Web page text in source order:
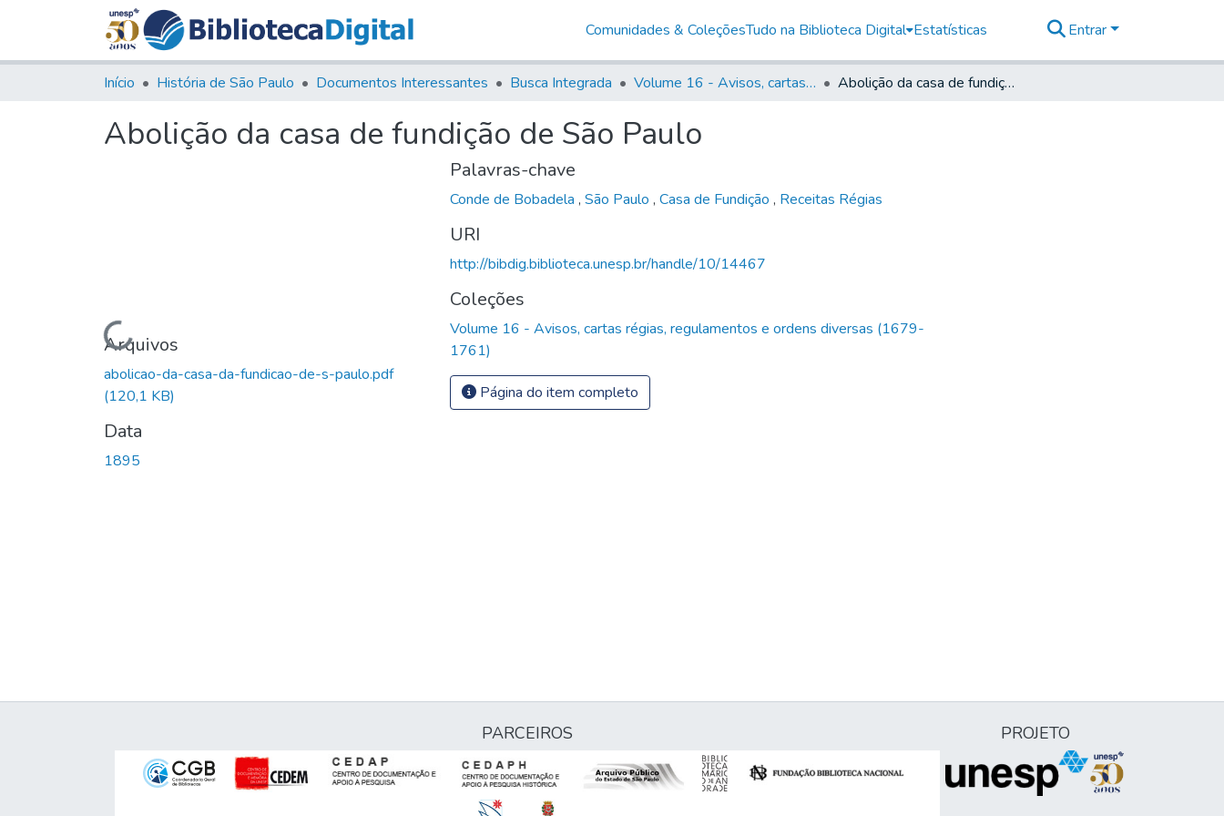
Comunidades & ColeçõesTudo na Biblioteca Digital Estatísticas Entrar
Início História de São Paulo Documentos Interessantes Busca Integrada Volume 16 - Avisos, cartas régias, regulamentos e ordens diversas (1679- 1761) Abolição da casa de fundição de São Paulo
Abolição da casa de fundição de São Paulo
Carregando...
Arquivos
abolicao-da-casa-da-fundicao-de-s-paulo.pdf
(120,1 KB)
Data
1895
Palavras-chave
Conde de Bobadela , São Paulo , Casa de Fundição , Receitas Régias
URI
http://bibdig.biblioteca.unesp.br/handle/10/14467
Coleções
Volume 16 - Avisos, cartas régias, regulamentos e ordens diversas (1679-
1761)
Página do item completo
PARCEIROS PROJETO